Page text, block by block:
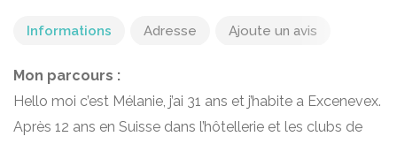
Informations Adresse Ajoute un avis
Mon parcours :
Hello moi c’est Mélanie, j’ai 31 ans et j’habite a Excenevex.
Après 12 ans en Suisse dans l’hôtellerie et les clubs de